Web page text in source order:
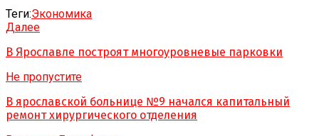
Теги:Экономика
Далее
В Ярославле построят многоуровневые парковки
Не пропустите
В ярославской больнице №9 начался капитальный
ремонт хирургического отделения